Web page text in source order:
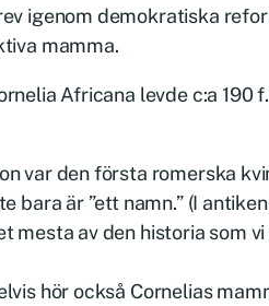
igenom demokratiska
mamma.
Africana levde c:a 190
var den första romerska
bara är ”ett namn.” (I
mesta av den historia som
hör också Cornelias